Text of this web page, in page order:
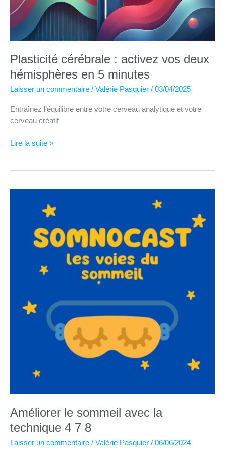
Plasticité cérébrale : activez vos deux
hémisphères en 5 minutes
Laisser un commentaire / Valérie Pasquier / 03/04/2025
Entraînez l’équilibre entre votre cerveau analytique et votre
cerveau créatif
Plasticité
vos
hémisphères
minutes
Lire la suite »
Améliorer le sommeil avec la
technique 4 7 8
Laisser un commentaire / Valérie Pasquier / 06/06/2024